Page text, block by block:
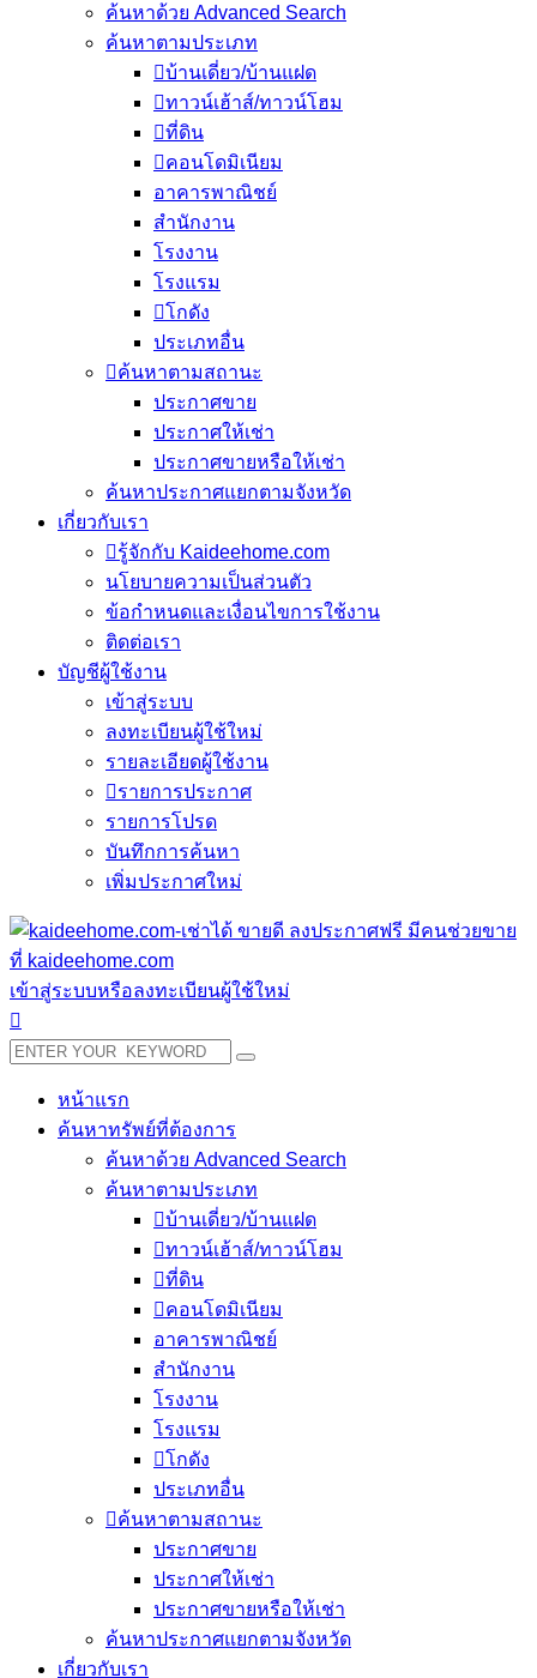
ค้นหาด้วย Advanced Search
ค้นหาตามประเภท
บ้านเดี่ยว/บ้านแฝด
ทาวน์เฮ้าส์/ทาวน์โฮม
ที่ดิน
คอนโดมิเนียม
อาคารพาณิชย์
สำนักงาน
โรงงาน
โรงแรม
โกดัง
ประเภทอื่น
ค้นหาตามสถานะ
ประกาศขาย
ประกาศให้เช่า
ประกาศขายหรือให้เช่า
ค้นหาประกาศแยกตามจังหวัด
เกี่ยวกับเรา
รู้จักกับ Kaideehome.com
นโยบายความเป็นส่วนตัว
ข้อกำหนดและเงื่อนไขการใช้งาน
ติดต่อเรา
บัญชีผู้ใช้งาน
เข้าสู่ระบบ
ลงทะเบียนผู้ใช้ใหม่
รายละเอียดผู้ใช้งาน
รายการประกาศ
รายการโปรด
บันทึกการค้นหา
เพิ่มประกาศใหม่
เข้าสู่ระบบหรือลงทะเบียนผู้ใช้ใหม่
หน้าแรก
ค้นหาทรัพย์ที่ต้องการ
ค้นหาด้วย Advanced Search
ค้นหาตามประเภท
บ้านเดี่ยว/บ้านแฝด
ทาวน์เฮ้าส์/ทาวน์โฮม
ที่ดิน
คอนโดมิเนียม
อาคารพาณิชย์
สำนักงาน
โรงงาน
โรงแรม
โกดัง
ประเภทอื่น
ค้นหาตามสถานะ
ประกาศขาย
ประกาศให้เช่า
ประกาศขายหรือให้เช่า
ค้นหาประกาศแยกตามจังหวัด
เกี่ยวกับเรา